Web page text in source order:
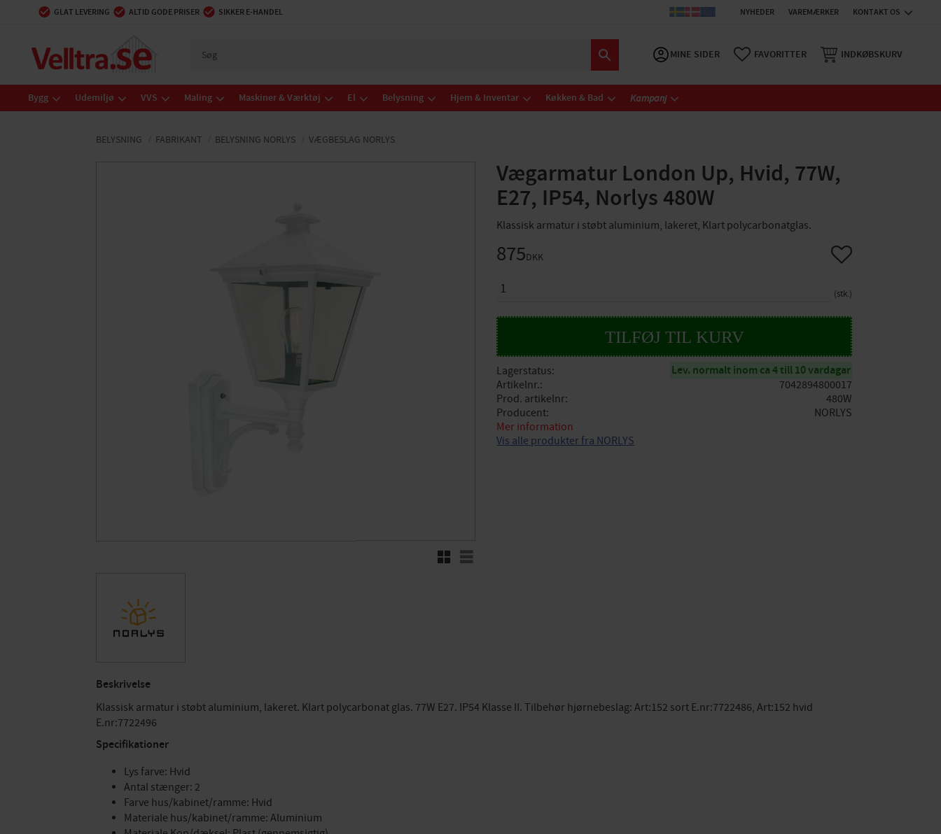
GLAT LEVERING ALTID GODE PRISER SIKKER E-HANDEL NYHEDER VAREMÆRKER KONTAKT OS
MINE SIDER FAVORITTER INDKØBSKURV
Bygg Udemiljø VVS Maling Maskiner & Værktøj El Belysning Hjem & Inventar Køkken & Bad Kampanj
BELYSNING FABRIKANT BELYSNING NORLYS VÆGBESLAG NORLYS
Vægarmatur London Up, Hvid, 77W,
E27, IP54, Norlys 480W
Klassisk armatur i støbt aluminium, lakeret, Klart polycarbonatglas.
RutenettListe
875DKK
stk.
Gem som favorit
Lagerstatus Lev. normalt inom ca 4 till 10 vardagar
Artikelnr.
7042894800017
Prod. artikelnr
480W
Producent
NORLYS
Mer information
Vis alle produkter fra NORLYS
Beskrivelse
Klassisk armatur i støbt aluminium, lakeret. Klart polycarbonat glas. 77W E27. IP54 Klasse II. Tilbehør hjørnebeslag: Art:152 sort E.nr:7722486, Art:152 hvid
E.nr:7722496
Specifikationer
Lys farve: Hvid
Antal stænger: 2
Farve hus/kabinet/ramme: Hvid
Materiale hus/kabinet/ramme: Aluminium